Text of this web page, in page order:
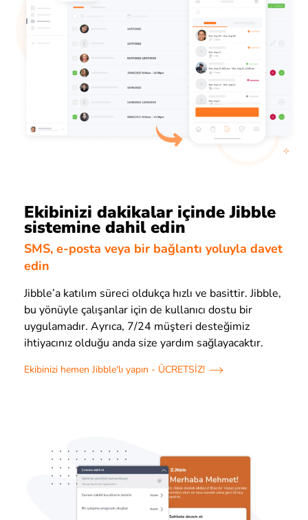
Ekibinizi dakikalar içinde Jibble
sistemine dahil edin
SMS, e-posta veya bir bağlantı yoluyla davet
edin
Jibble’a katılım süreci oldukça hızlı ve basittir. Jibble,
bu yönüyle çalışanlar için de kullanıcı dostu bir
uygulamadır. Ayrıca, 7/24 müşteri desteğimiz
ihtiyacınız olduğu anda size yardım sağlayacaktır.
Ekibinizi hemen Jibble'lı yapın - ÜCRETSİZ!